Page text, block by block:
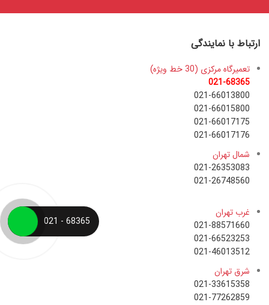
ارتباط با نمایندگی
تعمیرگاه مرکزی (30 خط ویژه)
021-68365
021-66013800
021-66015800
021-66017175
021-66017176
شمال تهران
021-26353083
021-26748560
غرب تهران
021-88571660
021-66523253
021-46013512
شرق تهران
021-33615358
021-77262859
68365 - 021